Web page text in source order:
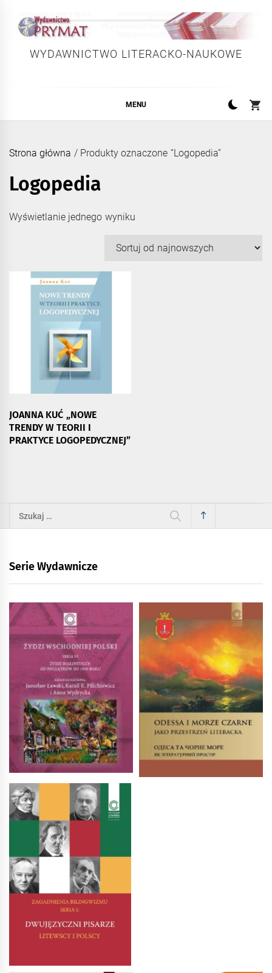
content
WYDAWNICTWO LITERACKO-NAUKOWE
MENU
Strona główna / Produkty oznaczone “Logopedia”
Logopedia
Wyświetlanie jednego wyniku
JOANNA KUĆ „NOWE
TRENDY W TEORII I
PRAKTYCE LOGOPEDYCZNEJ”
Szukaj:
Serie Wydawnicze